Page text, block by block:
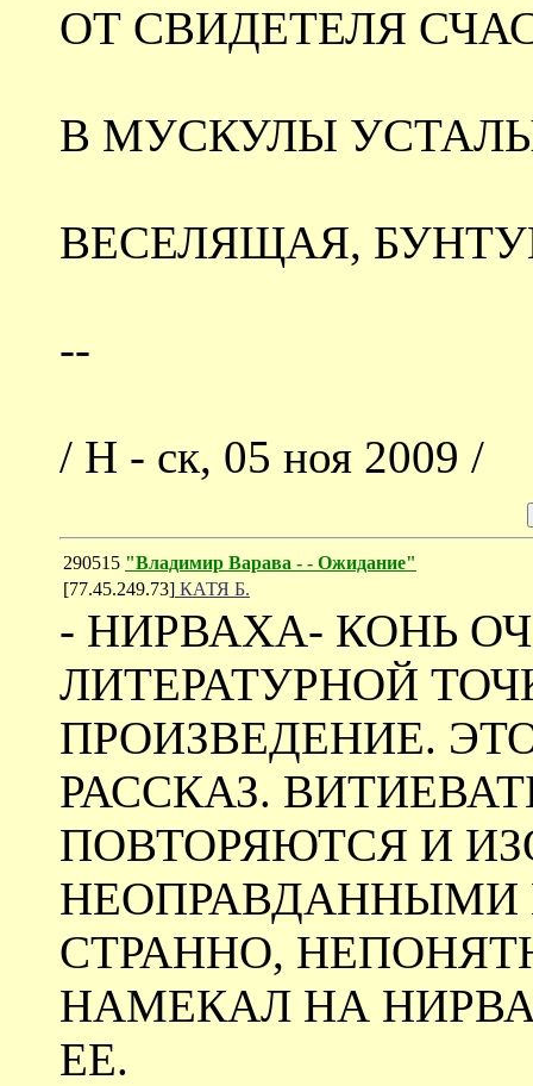
ОТ СВИДЕТЕЛЯ
В МУСКУЛЫ
ВЕСЕЛЯЩАЯ,
--
/ Н - ск, 05 ноя 2009 /
290515 "Владимир Варава - - Ожидание"
[77.45.249.73] КАТЯ Б.
- НИРВАХА- КОНЬ
ЛИТЕРАТУРНОЙ
ПРОИЗВЕДЕНИЕ.
РАССКАЗ.
ПОВТОРЯЮТСЯ И
НЕОПРАВДАННЫМИ
СТРАННО,
НАМЕКАЛ НА
ЕЕ.